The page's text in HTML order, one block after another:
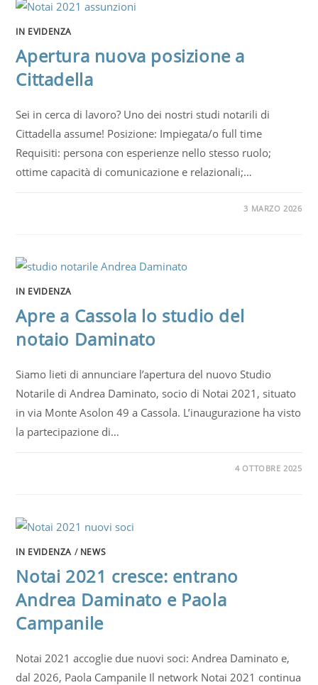
IN EVIDENZA
Apertura nuova posizione a
Cittadella
Sei in cerca di lavoro? Uno dei nostri studi notarili di
Cittadella assume! Posizione: Impiegata/o full time
Requisiti: persona con esperienze nello stesso ruolo;
ottime capacità di comunicazione e relazionali;…
3 MARZO 2026
IN EVIDENZA
Apre a Cassola lo studio del
notaio Daminato
Siamo lieti di annunciare l’apertura del nuovo Studio
Notarile di Andrea Daminato, socio di Notai 2021, situato
in via Monte Asolon 49 a Cassola. L’inaugurazione ha visto
la partecipazione di…
4 OTTOBRE 2025
IN EVIDENZA / NEWS
Notai 2021 cresce: entrano
Andrea Daminato e Paola
Campanile
Notai 2021 accoglie due nuovi soci: Andrea Daminato e,
dal 2026, Paola Campanile Il network Notai 2021 continua